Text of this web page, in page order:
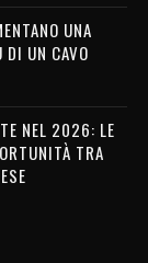
UNA
DI UN CAVO
NEL 2026: LE
TRA